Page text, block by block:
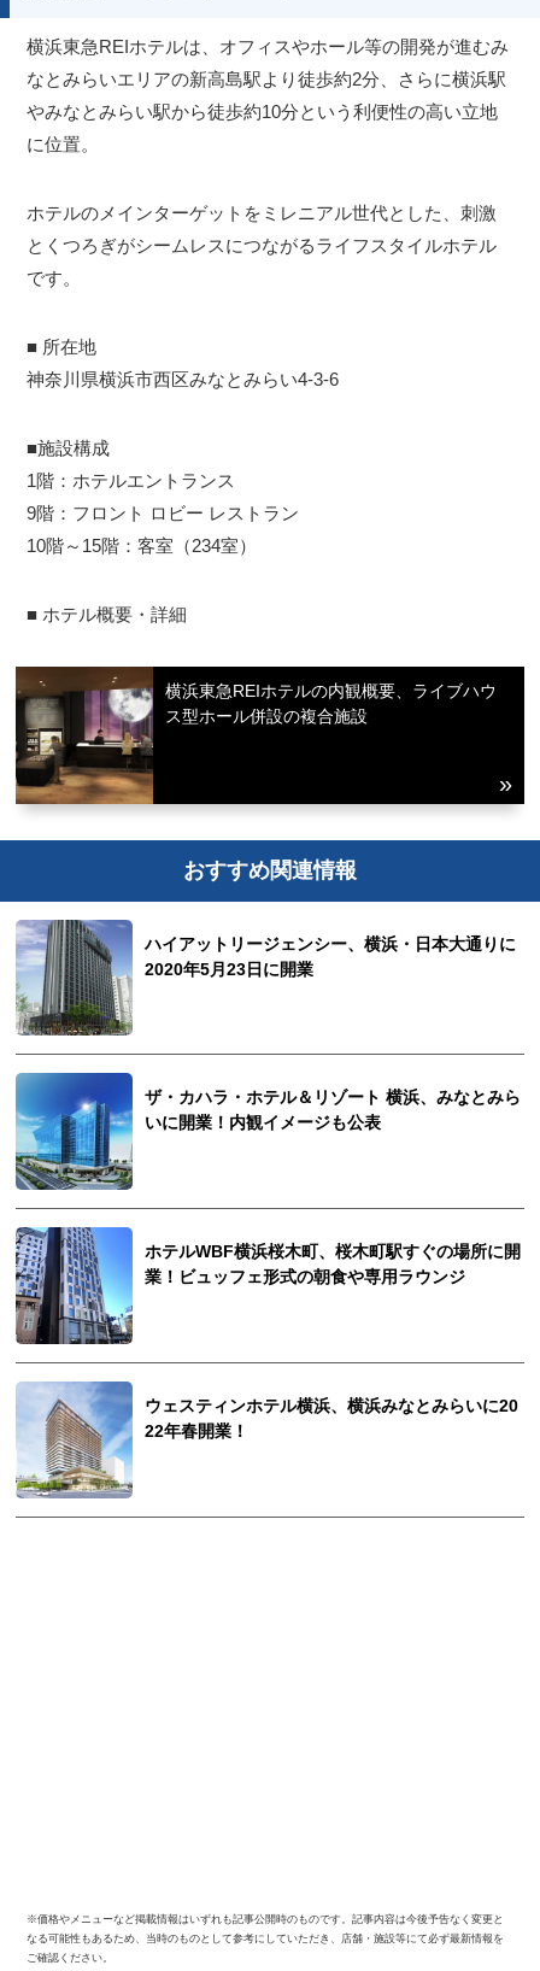
横浜東急REIホテルは、オフィスやホール等の開発が進むみ
なとみらいエリアの新高島駅より徒歩約2分、さらに横浜駅
やみなとみらい駅から徒歩約10分という利便性の高い立地
に位置。
ホテルのメインターゲットをミレニアル世代とした、刺激
とくつろぎがシームレスにつながるライフスタイルホテル
です。
■ 所在地
神奈川県横浜市西区みなとみらい4-3-6
■施設構成
1階：ホテルエントランス
9階：フロント ロビー レストラン
10階～15階：客室（234室）
■ ホテル概要・詳細
横浜東急REIホテルの内観概要、ライブハウ
ス型ホール併設の複合施設
おすすめ関連情報
ハイアットリージェンシー、横浜・日本大通りに
2020年5月23日に開業
ザ・カハラ・ホテル＆リゾート 横浜、みなとみら
いに開業！内観イメージも公表
ホテルWBF横浜桜木町、桜木町駅すぐの場所に開
業！ビュッフェ形式の朝食や専用ラウンジ
ウェスティンホテル横浜、横浜みなとみらいに20
22年春開業！
※価格やメニューなど掲載情報はいずれも記事公開時のものです。記事内容は今後予告なく変更と
なる可能性もあるため、当時のものとして参考にしていただき、店舗・施設等にて必ず最新情報を
ご確認ください。